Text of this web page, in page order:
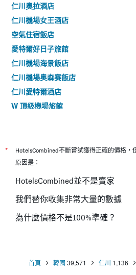
仁川奧拉酒店
仁川機場女王酒店
空氣住宿飯店
愛特爾好日子旅館
仁川機場海景飯店
仁川機場奥森赛飯店
仁川愛特爾酒店
W 頂級機場旅館
閣樓休膠囊飯店
西方格瑞斯飯店
* HotelsCombined不斷嘗試獲得正確的價格，
原因是：
HotelsCombined並不是賣家
我們替你收集非常大量的數據
為什麼價格不是100%準確？
首頁 韓國 39,571 仁川 1,136